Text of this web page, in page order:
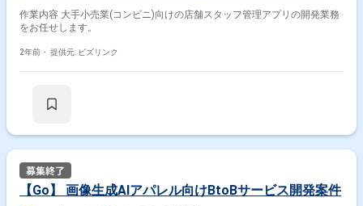
作業内容 大手小売業(コンビニ)向けの店舗スタッフ管理アプリの開発業務
をお任せします。
2年前・ 提供元: ビズリンク
【Go】 画像生成AIアパレル向けBtoBサービス開発案件